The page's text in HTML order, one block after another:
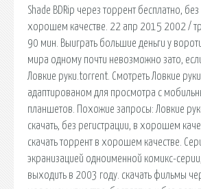
Shade BDRip через торрент бесплатно,
хорошем качестве. 22 апр 2015 2002 /
90 мин. Выиграть большие деньги у
мира одному почти невозможно зато,
Ловкие руки.torrent. Смотреть Ловкие
адаптированом для просмотра с
планшетов. Похожие запросы: Ловкие
скачать, без регистрации, в хорошем
скачать торрент в хорошем качестве.
экранизацией одноименной комикс-
выходить в 2003 году. скачать фильмы